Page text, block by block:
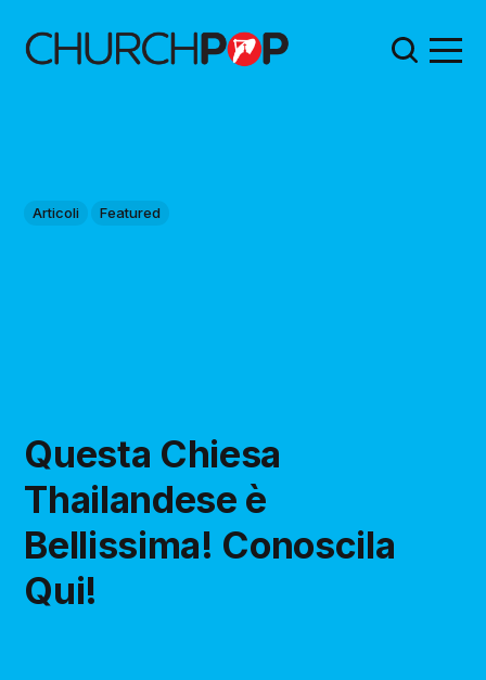
Articoli Featured
Questa Chiesa
Thailandese è
Bellissima! Conoscila
Qui!